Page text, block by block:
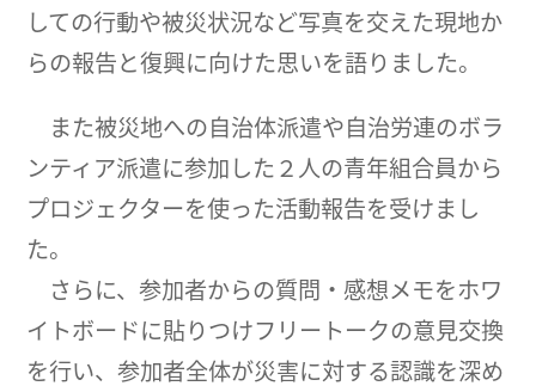
しての行動や被災状況など写真を交えた現地か
らの報告と復興に向けた思いを語りました。
また被災地への自治体派遣や自治労連のボラ
ンティア派遣に参加した２人の青年組合員から
プロジェクターを使った活動報告を受けまし
た。
さらに、参加者からの質問・感想メモをホワ
イトボードに貼りつけフリートークの意見交換
を行い、参加者全体が災害に対する認識を深め